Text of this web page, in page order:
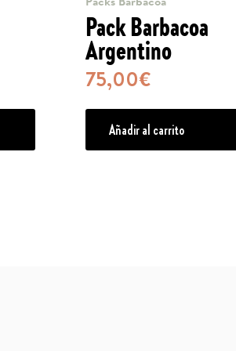
Pack Barbacoa
Argentino
75,00€
Añadir al carrito